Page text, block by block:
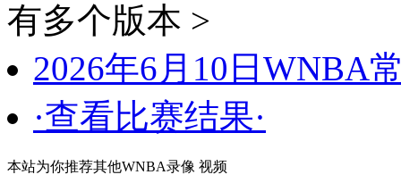
有多个版本 >
2026年6月10日WNBA
·查看比赛结果·
本站为你推荐其他WNBA录像 视频